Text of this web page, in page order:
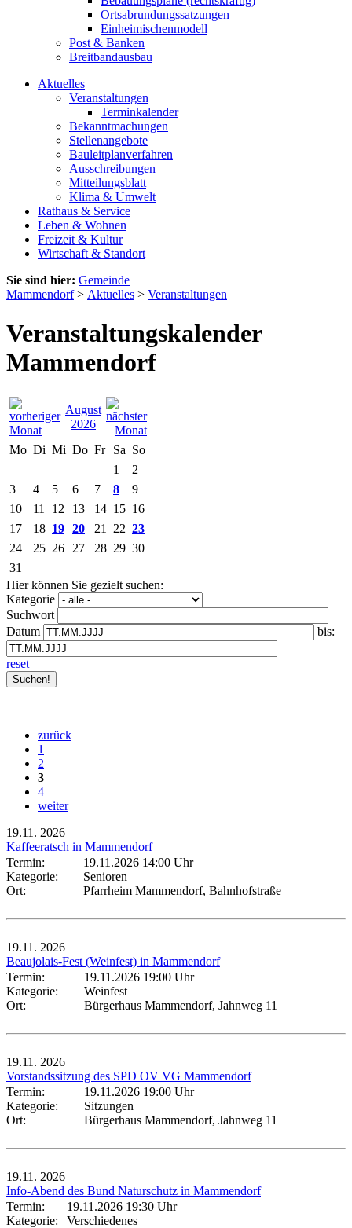
Ortsabrundungssatzungen
Einheimischenmodell
Post & Banken
Breitbandausbau
Aktuelles
Veranstaltungen
Terminkalender
Bekanntmachungen
Stellenangebote
Bauleitplanverfahren
Ausschreibungen
Mitteilungsblatt
Klima & Umwelt
Rathaus & Service
Leben & Wohnen
Freizeit & Kultur
Wirtschaft & Standort
Sie sind hier: Gemeinde
Mammendorf> Aktuelles > Veranstaltungen
Veranstaltungskalender
Mammendorf
August
2026
Mo Di Mi Do Fr Sa So
1
2
3
4 5 6 7 8
9
10
11 12 13 14 15 16
17
18 19 20 21 22 23
24
25 26 27 28 29 30
31
Hier können Sie gezielt suchen:
Kategorie
Suchwort
Datum
bis:
reset
zurück
1
2
3
4
weiter
19.11. 2026
Kaffeeratsch in Mammendorf
Termin:
19.11.2026 14:00 Uhr
Kategorie:
Senioren
Ort:
Pfarrheim Mammendorf, Bahnhofstraße
19.11. 2026
Beaujolais-Fest (Weinfest) in Mammendorf
Termin:
19.11.2026 19:00 Uhr
Kategorie:
Weinfest
Ort:
Bürgerhaus Mammendorf, Jahnweg 11
19.11. 2026
Vorstandssitzung des SPD OV VG Mammendorf
Termin:
19.11.2026 19:00 Uhr
Kategorie:
Sitzungen
Ort:
Bürgerhaus Mammendorf, Jahnweg 11
19.11. 2026
Info-Abend des Bund Naturschutz in Mammendorf
Termin:
19.11.2026 19:30 Uhr
Kategorie:
Verschiedenes